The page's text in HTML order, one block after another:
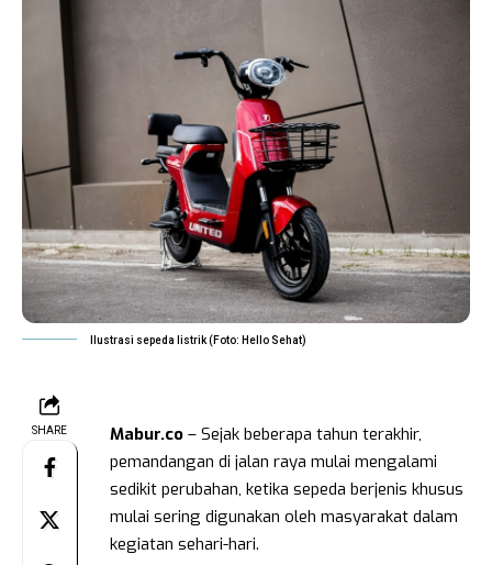
Ilustrasi sepeda listrik (Foto: Hello Sehat)
SHARE Mabur.co – Sejak beberapa tahun terakhir,
pemandangan di jalan raya mulai mengalami
sedikit perubahan, ketika sepeda berjenis khusus
mulai sering digunakan oleh masyarakat dalam
kegiatan sehari-hari.